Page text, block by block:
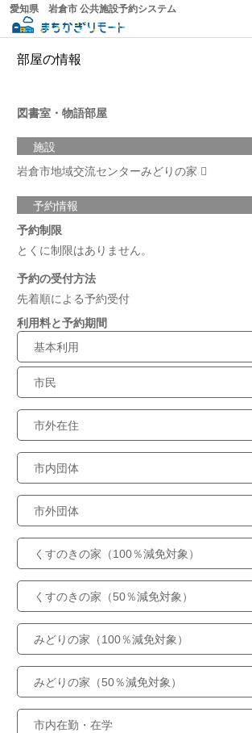
愛知県 岩倉市 公共施設予約システム
部屋の情報
図書室・物語部屋
施設
岩倉市地域交流センターみどりの家
予約情報
予約制限
とくに制限はありません。
予約の受付方法
先着順による予約受付
利用料と予約期間
基本利用
市民
市外在住
市内団体
市外団体
くすのきの家（100％減免対象）
くすのきの家（50％減免対象）
みどりの家（100％減免対象）
みどりの家（50％減免対象）
市内在勤・在学